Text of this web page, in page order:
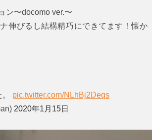
ン〜docomo ver.〜
伸びるし結構精巧にできてます！懐か
pic.twitter.com/NLhBj2Deqs
2020年1月15日